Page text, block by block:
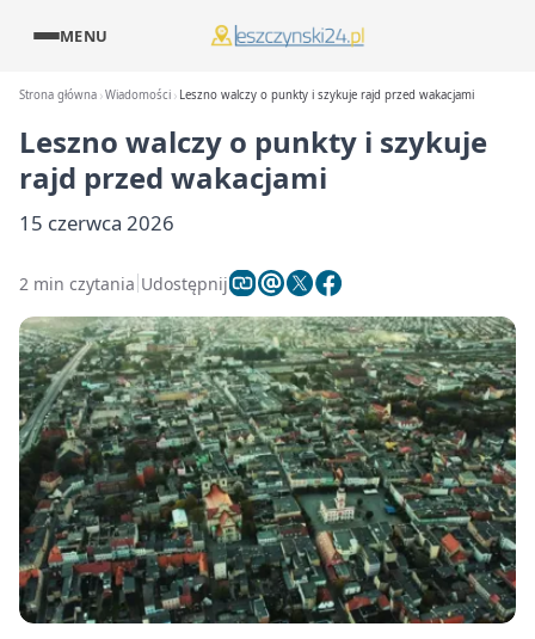
MENU
Strona główna Wiadomości Leszno walczy o punkty i szykuje rajd przed wakacjami
Leszno walczy o punkty i szykuje
rajd przed wakacjami
15 czerwca 2026
2 min czytania Udostępnij